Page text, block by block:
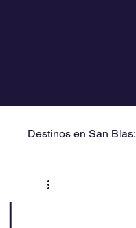
Destinos en San Blas: